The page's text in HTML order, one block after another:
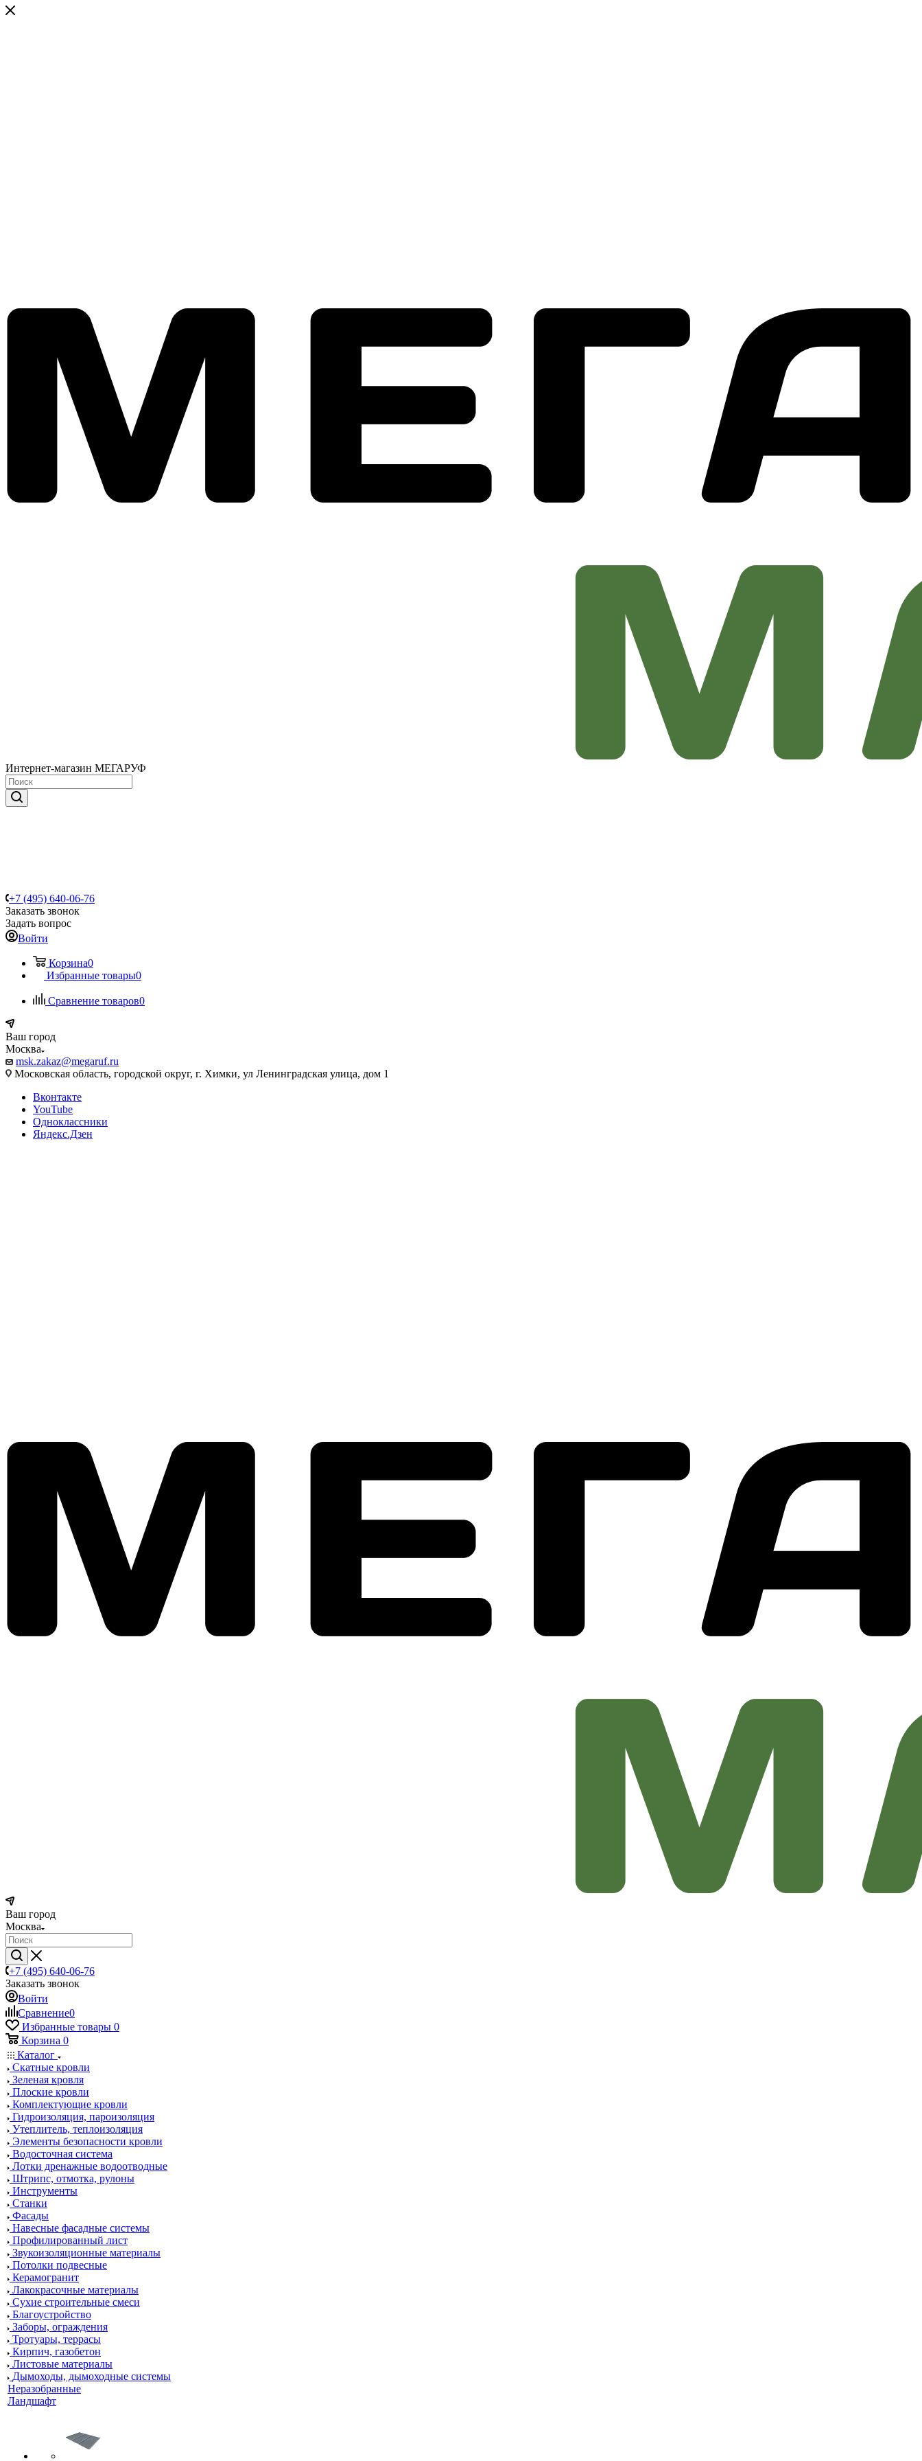
Интернет-магазин МЕГАРУФ
+7 (495) 640-06-76
Заказать звонок
Задать вопрос
Войти
Корзина0
Избранные товары0
Сравнение товаров0
Ваш город
Москва
msk.zakaz@megaruf.ru
Московская область, городской округ, г. Химки, ул Ленинградская улица, дом 1
Вконтакте
YouTube
Одноклассники
Яндекс.Дзен
Ваш город
Москва
+7 (495) 640-06-76
Заказать звонок
Войти
Сравнение0
Избранные товары 0
Корзина 0
Каталог
Скатные кровли
Зеленая кровля
Плоские кровли
Комплектующие кровли
Гидроизоляция, пароизоляция
Утеплитель, теплоизоляция
Элементы безопасности кровли
Водосточная система
Лотки дренажные водоотводные
Штрипс, отмотка, рулоны
Инструменты
Станки
Фасады
Навесные фасадные системы
Профилированный лист
Звукоизоляционные материалы
Потолки подвесные
Керамогранит
Лакокрасочные материалы
Сухие строительные смеси
Благоустройство
Заборы, ограждения
Тротуары, террасы
Кирпич, газобетон
Листовые материалы
Дымоходы, дымоходные системы
Неразобранные
Ландшафт